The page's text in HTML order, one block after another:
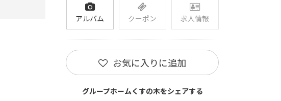
アルバム クーポン 求人情報
お気に入りに追加
グループホームくすの木をシェアする